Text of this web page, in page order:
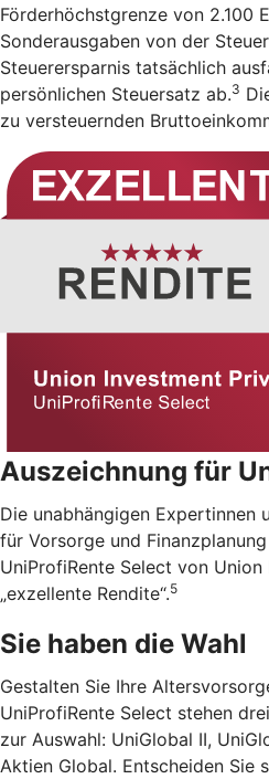
Förderhöchstgrenze von 2.100
Sonderausgaben von der
Steuerersparnis tatsächlich
persönlichen Steuersatz ab.3
zu versteuernden
Auszeichnung für
Die unabhängigen Expertinnen
für Vorsorge und
UniProfiRente Select von
„exzellente Rendite“.5
Sie haben die Wahl
Gestalten Sie Ihre
UniProfiRente Select stehen
zur Auswahl: UniGlobal II,
Aktien Global. Entscheiden Sie